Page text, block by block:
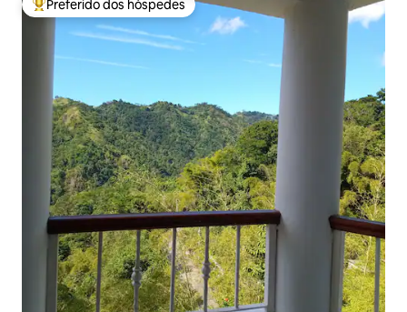
Entre os melhores preferidos dos hóspedes
Preferido dos hóspedes